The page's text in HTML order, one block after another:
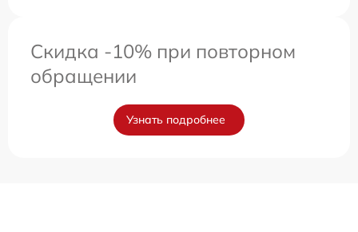
Скидка -10% при повторном
обращении
Узнать подробнее